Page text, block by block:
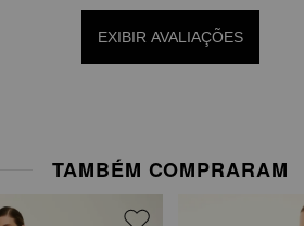
EXIBIR AVALIAÇÕES
TAMBÉM COMPRARAM